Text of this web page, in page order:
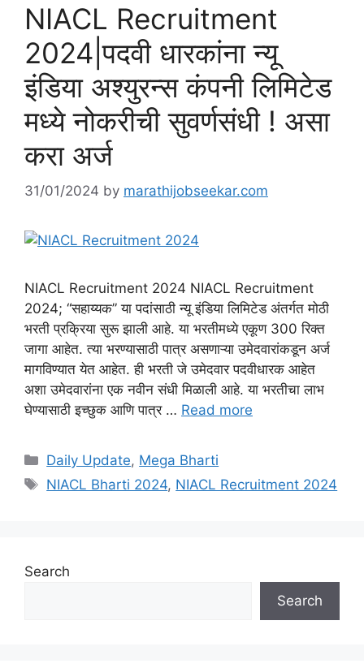
NIACL Recruitment
2024|पदवी धारकांना न्यू
इंडिया अश्युरन्स कंपनी लिमिटेड
मध्ये नोकरीची सुवर्णसंधी ! असा
करा अर्ज
31/01/2024 by marathijobseekar.com
NIACL Recruitment 2024 NIACL Recruitment
2024; “सहाय्यक” या पदांसाठी न्यू इंडिया लिमिटेड अंतर्गत मोठी
भरती प्रक्रिया सुरू झाली आहे. या भरतीमध्ये एकूण 300 रिक्त
जागा आहेत. त्या भरण्यासाठी पात्र असणाऱ्या उमेदवारांकडून अर्ज
मागविण्यात येत आहेत. ही भरती जे उमेदवार पदवीधारक आहेत
अशा उमेदवारांना एक नवीन संधी मिळाली आहे. या भरतीचा लाभ
घेण्यासाठी इच्छुक आणि पात्र … Read more
Categories
Daily Update, Mega Bharti
Tags
NIACL Bharti 2024, NIACL Recruitment 2024
Search
Search